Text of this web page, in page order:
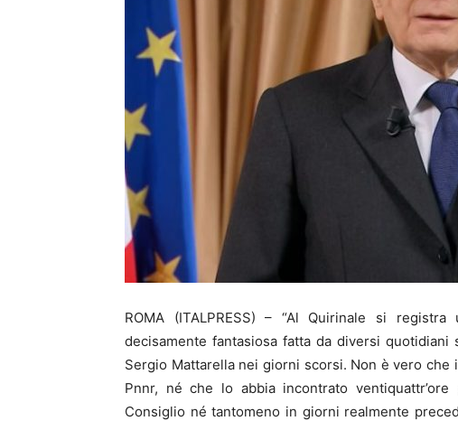
ROMA (ITALPRESS) – “Al Quirinale si
decisamente fantasiosa fatta da diversi
Sergio Mattarella nei giorni scorsi. Non è vero
Pnnr, né che lo abbia incontrato
Consiglio né tantomeno in giorni realmente